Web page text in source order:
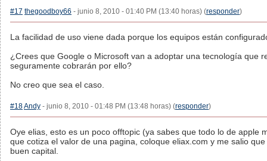
#17 thegoodboy66 - junio 8, 2010 - 01:40 PM (13:40 horas) (responder)
La facilidad de uso viene dada porque los equipos están
¿Crees que Google o Microsoft van a adoptar una tecnología que
seguramente cobrarán por ello?
No creo que sea el caso.
#18Andy - junio 8, 2010 - 01:48 PM (13:48 horas) (responder)
Oye elias, esto es un poco offtopic (ya sabes que todo lo de apple
que cotiza el valor de una pagina, coloque eliax.com y me salio
buen capital.